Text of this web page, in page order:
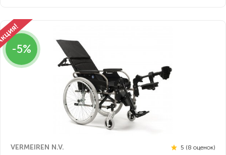
-5%
VERMEIREN N.V. 5 (8 оценок)